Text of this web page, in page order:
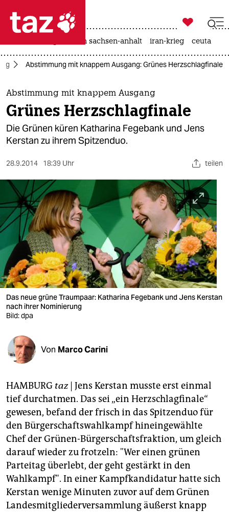
 taz zahl ich
taz zahl ich
themen
politik
öko
gesellschaft
kultur
sport
berlin
nord
wahrheit
verlag
verlag
veranstaltungen
shop
unterstützen
abo
genossenschaft
epaper login

taz zahl ich
landtagswahl in sachsen-anhalt iran-krieg ceuta
Abstimmung mit knappem Ausgang: Grünes Herzschlagfinale
Abstimmung mit knappem Ausgang
Grünes Herzschlagfinale
Die Grünen küren Katharina Fegebank und Jens
Kerstan zu ihrem Spitzenduo.
28.9.2014 18:39 Uhr teilen
Das neue grüne Traumpaar: Katharina Fegebank und Jens Kerstan
nach ihrer Nominierung
Bild: dpa
Von Marco Carini
HAMBURG taz| Jens Kerstan musste erst einmal
tief durchatmen. Das sei „ein Herzschlagfinale“
gewesen, befand der frisch in das Spitzenduo für
den Bürgerschaftswahlkampf hineingewählte
Chef der Grünen-Bürgerschaftsfraktion, um gleich
darauf wieder zu frotzeln: "Wer einen grünen
Parteitag überlebt, der geht gestärkt in den
Wahlkampf". In einer Kampfkandidatur hatte sich
Kerstan wenige Minuten zuvor auf dem Grünen
Landesmitgliederversammlung äußerst knapp